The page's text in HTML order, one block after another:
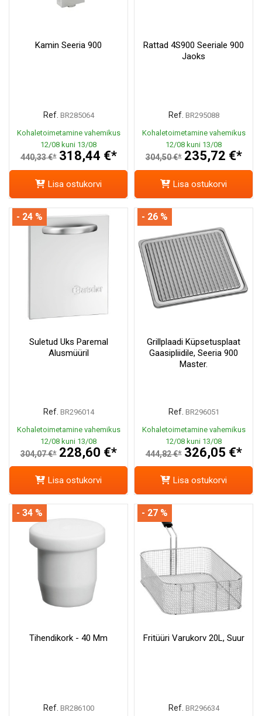
Kamin Seeria 900
Ref. BR285064
Kohaletoimetamine vahemikus
12/08 kuni 13/08
440,33 €* 318,44 €*
Lisa ostukorvi
Rattad 4S900 Seeriale 900
Jaoks
Ref. BR295088
Kohaletoimetamine vahemikus
12/08 kuni 13/08
304,50 €* 235,72 €*
Lisa ostukorvi
Suletud Uks Paremal
Alusmüüril
Ref. BR296014
Kohaletoimetamine vahemikus
12/08 kuni 13/08
304,07 €* 228,60 €*
- 24 %
Lisa ostukorvi
Grillplaadi Küpsetusplaat
Gaasipliidile, Seeria 900
Master.
Ref. BR296051
Kohaletoimetamine vahemikus
12/08 kuni 13/08
444,82 €* 326,05 €*
- 26 %
Lisa ostukorvi
Tihendikork - 40 Mm
Ref. BR286100
- 34 %
Fritüüri Varukorv 20L, Suur
Ref. BR296634
- 27 %